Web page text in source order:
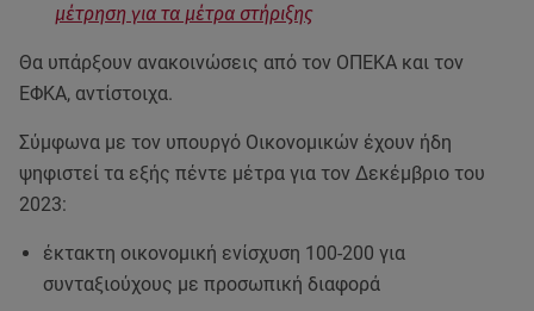
μέτρηση για τα μέτρα στήριξης
Θα υπάρξουν ανακοινώσεις από τον ΟΠΕΚΑ και τον
ΕΦΚΑ, αντίστοιχα.
Σύμφωνα με τον υπουργό Οικονομικών έχουν ήδη
ψηφιστεί τα εξής πέντε μέτρα για τον Δεκέμβριο του
2023:
έκτακτη οικονομική ενίσχυση 100-200 για
συνταξιούχους με προσωπική διαφορά